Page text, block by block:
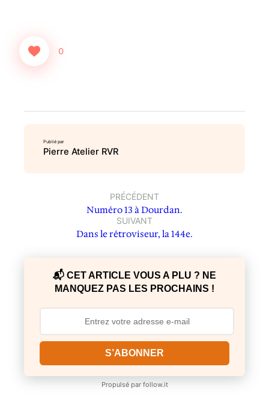
0
Publié par
Pierre Atelier RVR
PRÉCÉDENT
Numéro 13 à Dourdan.
SUIVANT
Dans le rétroviseur, la 144e.
📬 CET ARTICLE VOUS A PLU ? NE
MANQUEZ PAS LES PROCHAINS !
S’ABONNER
Propulsé par follow.it